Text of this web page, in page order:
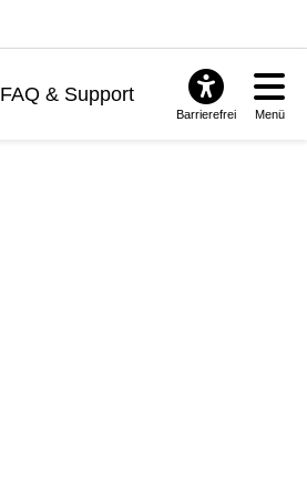
FAQ & Support
Barrierefrei Menü